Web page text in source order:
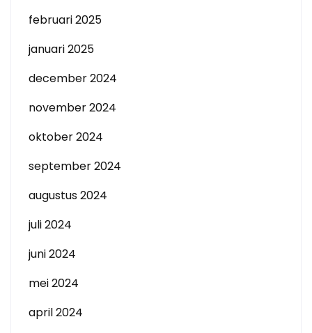
februari 2025
januari 2025
december 2024
november 2024
oktober 2024
september 2024
augustus 2024
juli 2024
juni 2024
mei 2024
april 2024